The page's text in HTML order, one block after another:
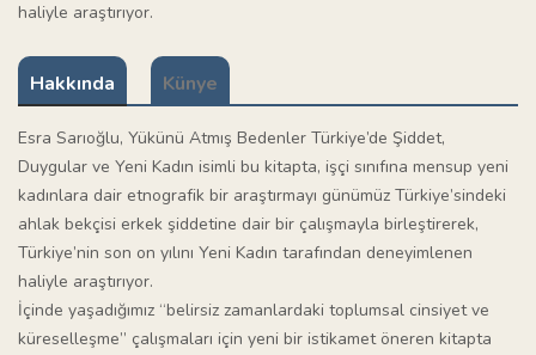
haliyle araştırıyor.
Hakkında Künye
Esra Sarıoğlu, Yükünü Atmış Bedenler Türkiye’de Şiddet,
Duygular ve Yeni Kadın isimli bu kitapta, işçi sınıfına mensup yeni
kadınlara dair etnografik bir araştırmayı günümüz Türkiye’sindeki
ahlak bekçisi erkek şiddetine dair bir çalışmayla birleştirerek,
Türkiye’nin son on yılını Yeni Kadın tarafından deneyimlenen
haliyle araştırıyor.
İçinde yaşadığımız “belirsiz zamanlardaki toplumsal cinsiyet ve
küreselleşme” çalışmaları için yeni bir istikamet öneren kitapta